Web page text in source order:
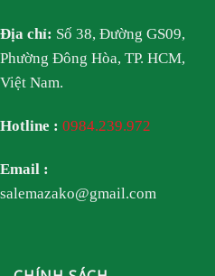
Địa chỉ: Số 38, Đường GS09,
Phường Đông Hòa, TP. HCM,
Việt Nam.
Hotline : 0984.239.972
Email :
salemazako@gmail.com